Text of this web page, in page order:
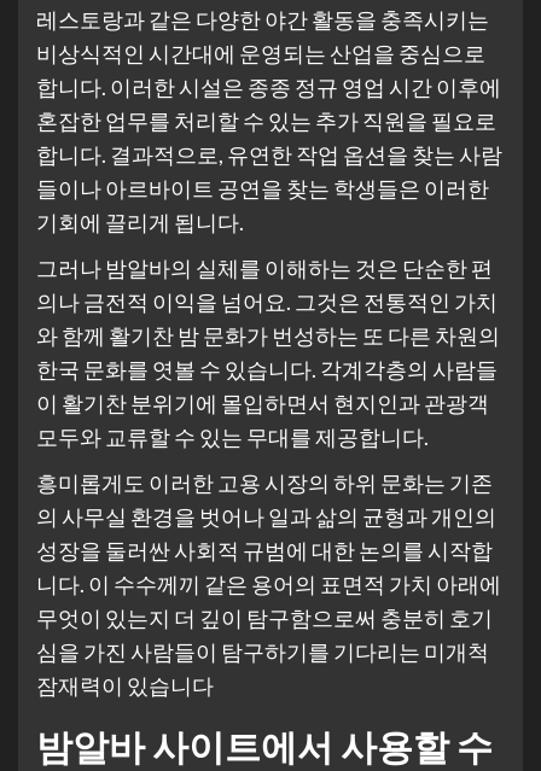
레스토랑과 같은 다양한 야간 활동을 충족시키는
비상식적인 시간대에 운영되는 산업을 중심으로
합니다. 이러한 시설은 종종 정규 영업 시간 이후에
혼잡한 업무를 처리할 수 있는 추가 직원을 필요로
합니다. 결과적으로, 유연한 작업 옵션을 찾는 사람
들이나 아르바이트 공연을 찾는 학생들은 이러한
기회에 끌리게 됩니다.
그러나 밤알바의 실체를 이해하는 것은 단순한 편
의나 금전적 이익을 넘어요. 그것은 전통적인 가치
와 함께 활기찬 밤 문화가 번성하는 또 다른 차원의
한국 문화를 엿볼 수 있습니다. 각계각층의 사람들
이 활기찬 분위기에 몰입하면서 현지인과 관광객
모두와 교류할 수 있는 무대를 제공합니다.
흥미롭게도 이러한 고용 시장의 하위 문화는 기존
의 사무실 환경을 벗어나 일과 삶의 균형과 개인의
성장을 둘러싼 사회적 규범에 대한 논의를 시작합
니다. 이 수수께끼 같은 용어의 표면적 가치 아래에
무엇이 있는지 더 깊이 탐구함으로써 충분히 호기
심을 가진 사람들이 탐구하기를 기다리는 미개척
잠재력이 있습니다
밤알바 사이트에서 사용할 수